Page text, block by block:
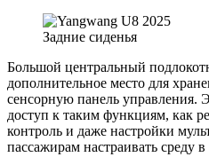
Задние сиденья
Большой центральный
дополнительное место для
сенсорную панель управления.
доступ к таким функциям, как
контроль и даже настройки
пассажирам настраивать среду